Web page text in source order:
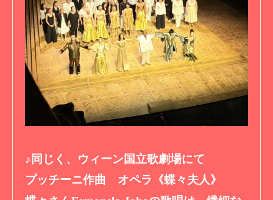
♪同じく、ウィーン国立歌劇場にて
プッチーニ作曲 オペラ《蝶々夫人》